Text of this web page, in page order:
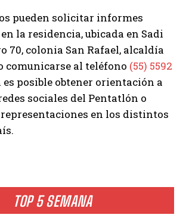
TOP 5 SEMANA
pueden solicitar informes
la residencia, ubicada en Sadi
70, colonia San Rafael, alcaldía
comunicarse al teléfono (55) 5592
es posible obtener orientación a
sociales del Pentatlón o
en los distintos